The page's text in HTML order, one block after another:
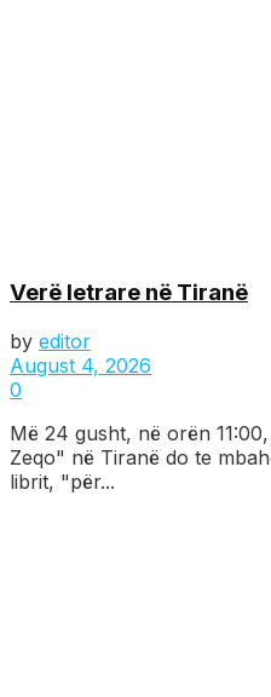
Verë letrare në Tiranë
by editor
August 4, 2026
0
Më 24 gusht, në orën
Zeqo" në Tiranë do te
librit, "për...